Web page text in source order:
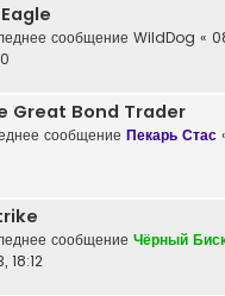
сообщение WildDog «
Great Bond Trader
сообщение Пекарь Стас
сообщение Чёрный
18:12